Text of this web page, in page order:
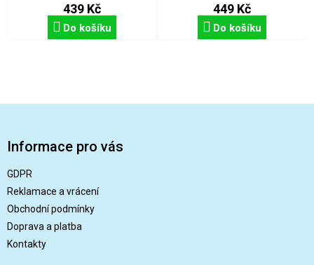
439 Kč
Do košíku
449 Kč
Do košíku
Informace pro vás
GDPR
Reklamace a vrácení
Obchodní podmínky
Doprava a platba
Kontakty